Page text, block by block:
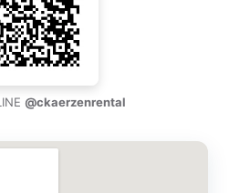
@ckaerzenrental